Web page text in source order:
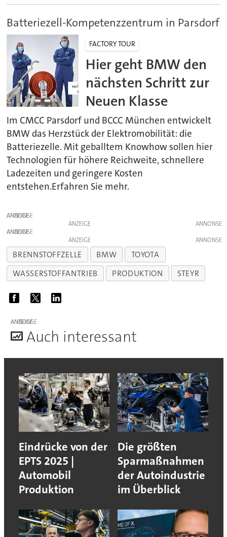
Batteriezell-Kompetenzzentrum in Parsdorf
FACTORY TOUR
Hier geht BMW den
nächsten Schritt zur
Neuen Klasse
Im CMCC Parsdorf und BCCC München entwickelt
BMW das Herzstück der Elektromobilität: die
Batteriezelle. Mit geballtem Knowhow sollen hier
Technologien für höhere Reichweite, schnellere
Ladezeiten und geringere Kosten
entstehen.Erfahren Sie mehr.
ANZEIGE
ANZEIGE
ANZEIGE
ANZEIGE
BRENNSTOFFZELLE BMW
TOYOTA
WASSERSTOFFANTRIEB
PRODUKTION STEYR
ANZEIGE
Auch interessant
Eindrücke von der
EPTS 2025 |
Automobil
Produktion
Die größten
Sparmaßnahmen
der Autoindustrie
im Überblick